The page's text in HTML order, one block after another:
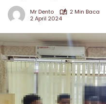
Mr Dento
2 Min Baca
2 April 2024